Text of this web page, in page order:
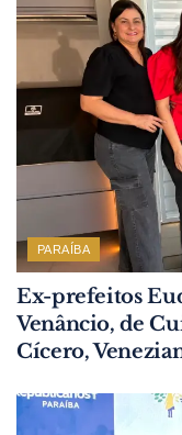
PARAÍBA
Ex-prefeitos
Venâncio, de
Cícero,